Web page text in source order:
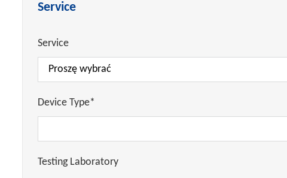
Service
Service
Device Type*
Testing Laboratory